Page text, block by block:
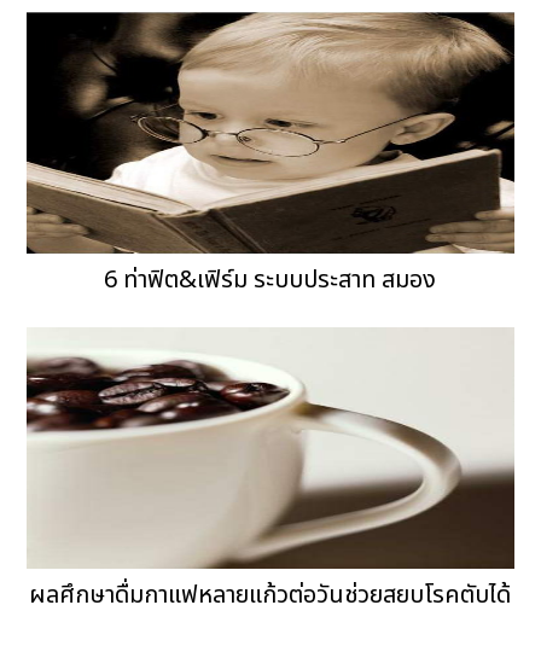
6 ท่าฟิต&เฟิร์ม ระบบประสาท สมอง
ผลศึกษาดื่มกาแฟหลายแก้วต่อวันช่วยสยบโรคตับได้